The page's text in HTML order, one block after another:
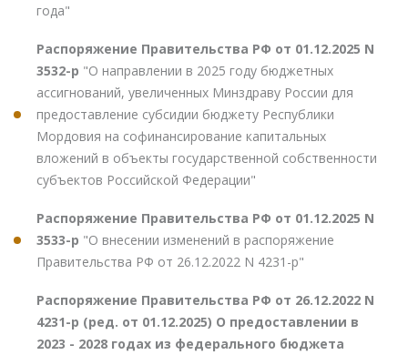
года"
Распоряжение Правительства РФ от 01.12.2025 N
3532-р "О направлении в 2025 году бюджетных
ассигнований, увеличенных Минздраву России для
предоставление субсидии бюджету Республики
Мордовия на софинансирование капитальных
вложений в объекты государственной собственности
субъектов Российской Федерации"
Распоряжение Правительства РФ от 01.12.2025 N
3533-р "О внесении изменений в распоряжение
Правительства РФ от 26.12.2022 N 4231-р"
Распоряжение Правительства РФ от 26.12.2022 N
4231-р (ред. от 01.12.2025) О предоставлении в
2023 - 2028 годах из федерального бюджета